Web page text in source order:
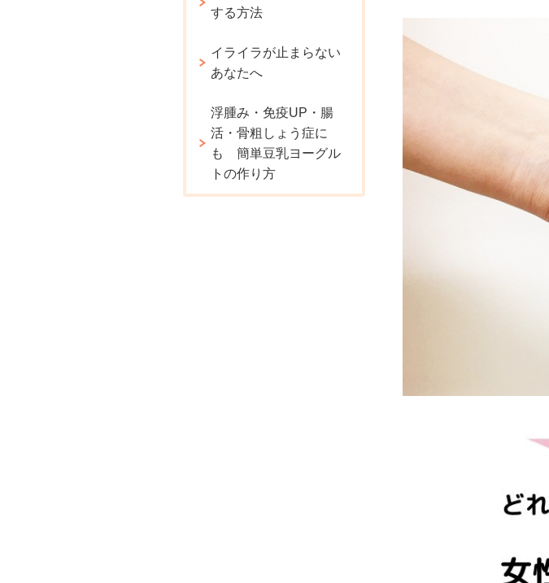
する方法
イライラが止まらない
あなたへ
浮腫み・免疫UP・腸
活・骨粗しょう症に
も 簡単豆乳ヨーグル
トの作り方